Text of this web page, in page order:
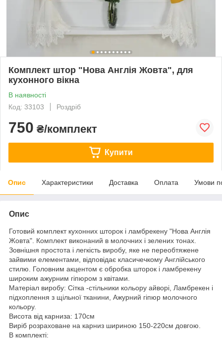
Комплект штор "Нова Англія Жовта", для
кухонного вікна
В наявності
Код: 33103
Роздріб
750 ₴/комплект
Купити
Опис Характеристики Доставка Оплата Умови
Опис
Готовий комплект кухонних шторок і ламбрекену "Нова Англія
Жовта". Комплект виконаний в молочних і зелених тонах.
Зовнішня простота і легкість виробу, яке не переобтяжене
зайвими елементами, відповідає класичечкому Англійського
стилю. Головним акцентом є обробка шторок і ламбрекену
широким ажурним гіпюром з квітами.
Матеріал виробу: Сітка -стільники кольору айворі, Ламбрекен і
підхоплення з щільної тканини, Ажурний гіпюр молочного
кольору.
Висота від карниза: 170см
Виріб розраховане на карниз шириною 150-220см довгою.
В комплекті: